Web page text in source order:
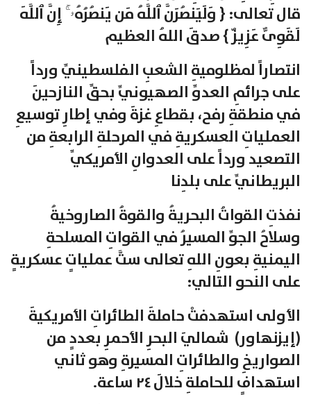
قال تعالى: { وَلَیَنصُرَنَّ ٱللَّهُ مَن یَنصُرُهُۥۤۚ إِنَّ ٱللَّهَ
لَقَوِیٌّ عَزِیزٌ } صدقَ اللهُ العظيم
انتصاراً لمظلوميةِ الشعبِ الفلسطينيِّ ورداً
على جرائمِ العدوِّ الصهيونيِّ بحقِّ النازحينَ
في منطقةِ رفح، بقطاعِ غزةَ وفي إطارِ توسيعِ
العملياتِ العسكريةِ في المرحلةِ الرابعةِ من
التصعيد ورداً على العدوانِ الأمريكيِّ
البريطانيِّ على بلدِنا
نفذتِ القواتُ البحريةُ والقوةُ الصاروخيةُ
وسلاحُ الجوِّ المسيرُ في القواتِ المسلحةِ
اليمنيةِ بعونِ اللهِ تعالى ستَّ عملياتٍ عسكريةٍ
على النحو التالي:
الأولى استهدفتْ حاملةَ الطائراتِ الأمريكيةَ
(إيزنهاور) شماليَ البحرِ الأحمرِ بعددٍ من
الصواريخِ والطائراتِ المسيرةِ وهو ثاني
استهدافٍ للحاملةِ خلالَ ٢٤ ساعة.